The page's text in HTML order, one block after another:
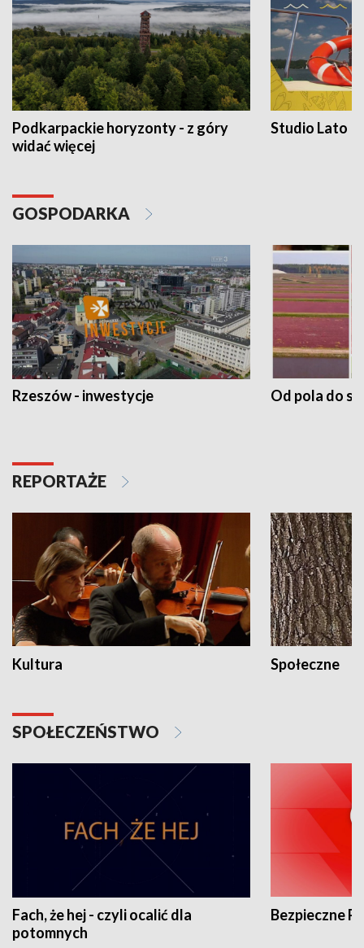
Podkarpackie horyzonty - z góry
widać więcej
Studio Lato
GOSPODARKA
Rzeszów - inwestycje Od pola do
REPORTAŻE
Kultura Społeczne
SPOŁECZEŃSTWO
Fach, że hej - czyli ocalić dla
potomnych
Bezpieczne